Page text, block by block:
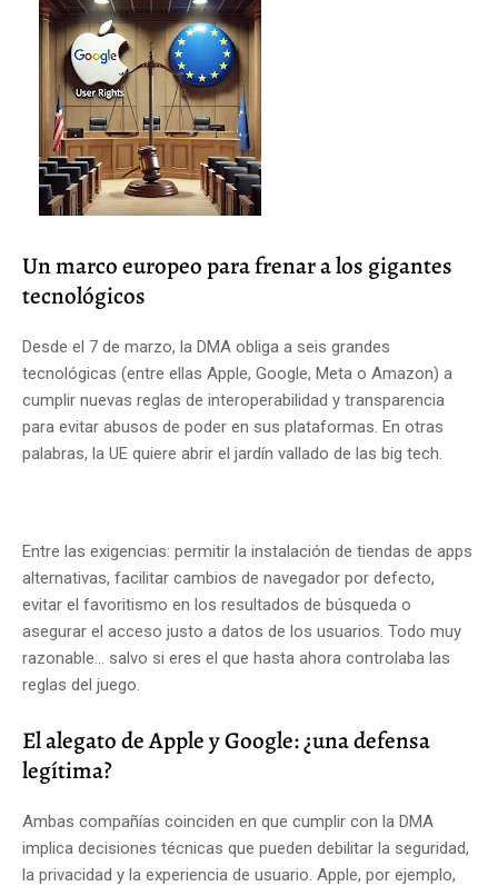
Un marco europeo para frenar a los gigantes
tecnológicos
Desde el 7 de marzo, la DMA obliga a seis grandes
tecnológicas (entre ellas Apple, Google, Meta o Amazon) a
cumplir nuevas reglas de interoperabilidad y transparencia
para evitar abusos de poder en sus plataformas. En otras
palabras, la UE quiere abrir el jardín vallado de las big tech.
Entre las exigencias: permitir la instalación de tiendas de apps
alternativas, facilitar cambios de navegador por defecto,
evitar el favoritismo en los resultados de búsqueda o
asegurar el acceso justo a datos de los usuarios. Todo muy
razonable… salvo si eres el que hasta ahora controlaba las
reglas del juego.
El alegato de Apple y Google: ¿una defensa
legítima?
Ambas compañías coinciden en que cumplir con la DMA
implica decisiones técnicas que pueden debilitar la seguridad,
la privacidad y la experiencia de usuario. Apple, por ejemplo,